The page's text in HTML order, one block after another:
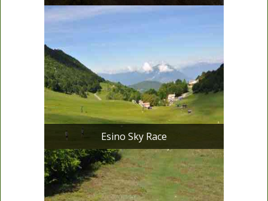
Esino Sky Race